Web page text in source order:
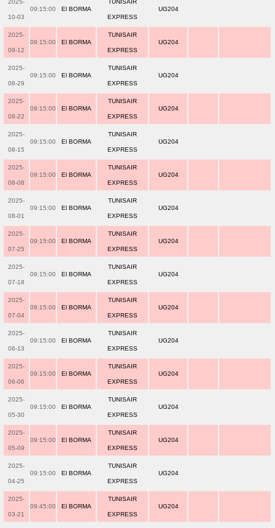
2025-
10-03
09:15:00 El BORMA
TUNISAIR
EXPRESS
UG204
2025-
09-12
09:15:00 El BORMA
TUNISAIR
EXPRESS
UG204
2025-
08-29
09:15:00 El BORMA
TUNISAIR
EXPRESS
UG204
2025-
08-22
09:15:00 El BORMA
TUNISAIR
EXPRESS
UG204
2025-
08-15
09:15:00 El BORMA
TUNISAIR
EXPRESS
UG204
2025-
08-08
09:15:00 El BORMA
TUNISAIR
EXPRESS
UG204
2025-
08-01
09:15:00 El BORMA
TUNISAIR
EXPRESS
UG204
2025-
07-25
09:15:00 El BORMA
TUNISAIR
EXPRESS
UG204
2025-
07-18
09:15:00 El BORMA
TUNISAIR
EXPRESS
UG204
2025-
07-04
09:15:00 El BORMA
TUNISAIR
EXPRESS
UG204
2025-
06-13
09:15:00 El BORMA
TUNISAIR
EXPRESS
UG204
2025-
06-06
09:15:00 El BORMA
TUNISAIR
EXPRESS
UG204
2025-
05-30
09:15:00 El BORMA
TUNISAIR
EXPRESS
UG204
2025-
05-09
09:15:00 El BORMA
TUNISAIR
EXPRESS
UG204
2025-
04-25
09:15:00 El BORMA
TUNISAIR
EXPRESS
UG204
2025-
03-21
09:45:00 El BORMA
TUNISAIR
EXPRESS
UG204